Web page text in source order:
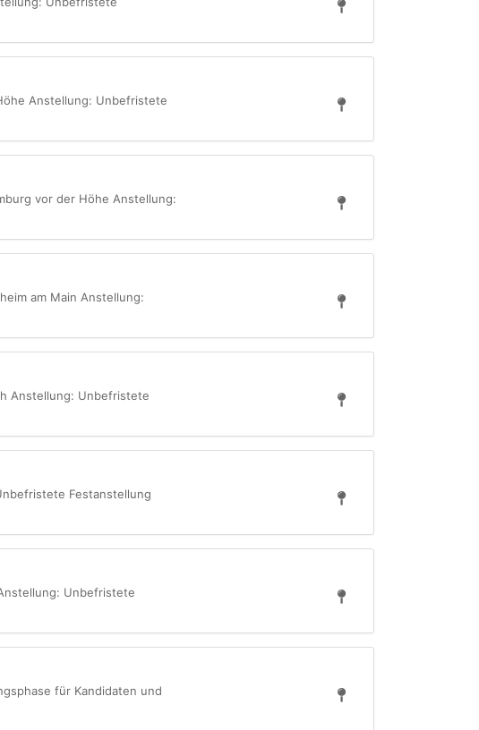
Anstellung: Unbefristete
vor der Höhe Anstellung:
am Main Anstellung:
Anstellung: Unbefristete
Festanstellung
Unbefristete
für Kandidaten und